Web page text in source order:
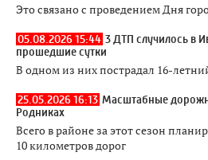
Это связано с проведением Дня
05.08.2026 15:44 3 ДТП случилось в
прошедшие сутки
В одном из них пострадал 16-
25.05.2026 16:13 Масштабные
Родниках
Всего в районе за этот сезон
10 километров дорог